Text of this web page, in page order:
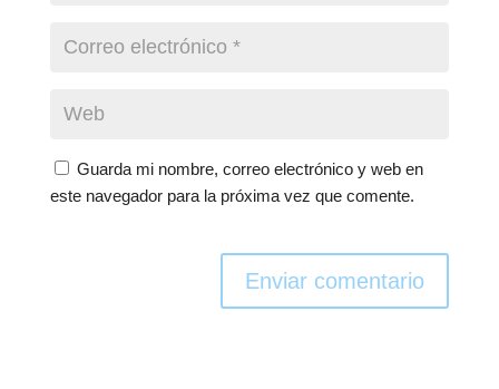
Guarda mi nombre, correo electrónico y web en
este navegador para la próxima vez que comente.
Enviar comentario